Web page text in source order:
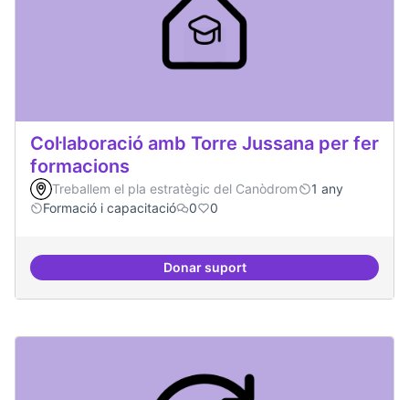
Col·laboració amb Torre Jussana per fer
formacions
Treballem el pla estratègic del Canòdrom
1 any
Formació i capacitació
0 0
Donar suportCol·laboració amb Torre